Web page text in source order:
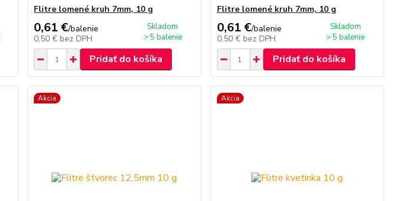
Flitre lomené kruh 7mm, 10 g
0,61 €/balenie
0,50 € bez DPH
Skladom
> 5 balenie
Pridať do košíka
Flitre lomené kruh 7mm, 10 g
0,61 €/balenie
0,50 € bez DPH
Skladom
> 5 balenie
Pridať do košíka
Akcia Akcia